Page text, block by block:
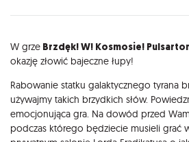
Opis
W grze Brzdęk! W! Kosmosie!
okazję złowić bajeczne łupy!
Rabowanie statku galaktycznego tyrana
używajmy takich brzydkich słów.
emocjonująca gra. Na dowód przed
podczas którego będziecie musieli grać